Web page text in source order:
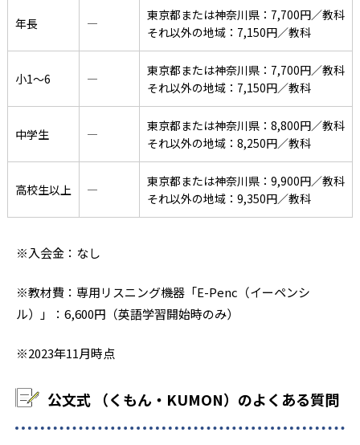
年長 ―
東京都または神奈川県：7,700円／教科
それ以外の地域：7,150円／教科
小1〜6 ―
東京都または神奈川県：7,700円／教科
それ以外の地域：7,150円／教科
中学生 ―
東京都または神奈川県：8,800円／教科
それ以外の地域：8,250円／教科
高校生以上 ―
東京都または神奈川県：9,900円／教科
それ以外の地域：9,350円／教科
※入会金：なし
※教材費：専用リスニング機器「E-Penc（イーペンシ
ル）」：6,600円（英語学習開始時のみ）
※2023年11月時点
公文式 （くもん・KUMON）のよくある質問